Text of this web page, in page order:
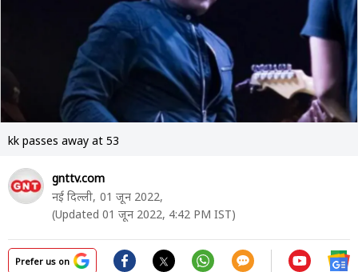
kk passes away at 53
gnttv.com
नई दिल्ली, 01 जून 2022,
(Updated 01 जून 2022, 4:42 PM IST)
Prefer us on